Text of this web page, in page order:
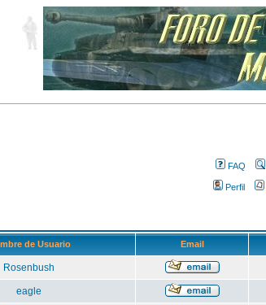
FAQ
Perfil
de Usuario Email
Rosenbush
eagle